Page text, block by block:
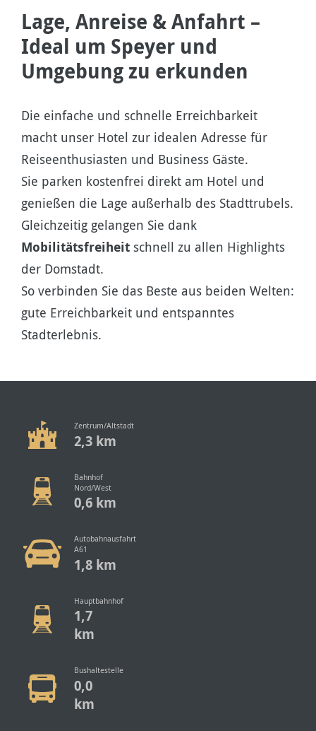
Lage, Anreise & Anfahrt –
Ideal um Speyer und
Umgebung zu erkunden
Die einfache und schnelle Erreichbarkeit
macht unser Hotel zur idealen Adresse für
Reiseenthusiasten und Business Gäste.
Sie parken kostenfrei direkt am Hotel und
genießen die Lage außerhalb des Stadttrubels.
Gleichzeitig gelangen Sie dank
Mobilitätsfreiheit schnell zu allen Highlights
der Domstadt.
So verbinden Sie das Beste aus beiden Welten:
gute Erreichbarkeit und entspanntes
Stadterlebnis.
Zentrum/Altstadt
2,3 km
Bahnhof
Nord/West
0,6 km
Autobahnausfahrt
A61
1,8 km
Hauptbahnhof
1,7
km
Bushaltestelle
0,0
km